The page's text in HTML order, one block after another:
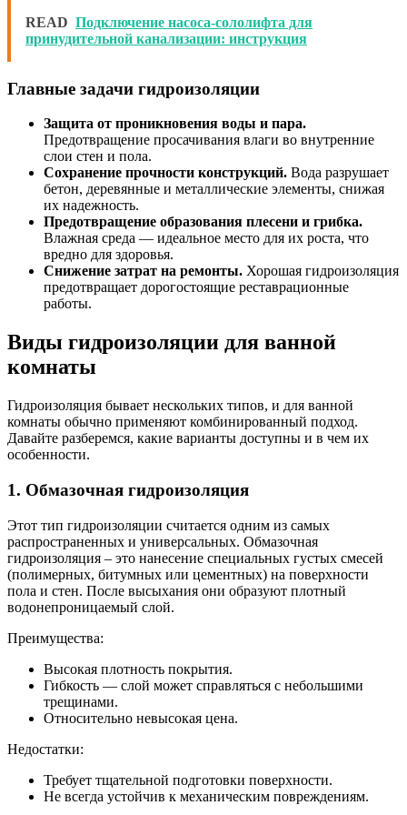
READ Подключение насоса-сололифта для
принудительной канализации: инструкция
Главные задачи гидроизоляции
Защита от проникновения воды и пара.
Предотвращение просачивания влаги во внутренние
слои стен и пола.
Сохранение прочности конструкций. Вода разрушает
бетон, деревянные и металлические элементы, снижая
их надежность.
Предотвращение образования плесени и грибка.
Влажная среда — идеальное место для их роста, что
вредно для здоровья.
Снижение затрат на ремонты. Хорошая гидроизоляция
предотвращает дорогостоящие реставрационные
работы.
Виды гидроизоляции для ванной
комнаты
Гидроизоляция бывает нескольких типов, и для ванной
комнаты обычно применяют комбинированный подход.
Давайте разберемся, какие варианты доступны и в чем их
особенности.
1. Обмазочная гидроизоляция
Этот тип гидроизоляции считается одним из самых
распространенных и универсальных. Обмазочная
гидроизоляция – это нанесение специальных густых смесей
(полимерных, битумных или цементных) на поверхности
пола и стен. После высыхания они образуют плотный
водонепроницаемый слой.
Преимущества:
Высокая плотность покрытия.
Гибкость — слой может справляться с небольшими
трещинами.
Относительно невысокая цена.
Недостатки:
Требует тщательной подготовки поверхности.
Не всегда устойчив к механическим повреждениям.